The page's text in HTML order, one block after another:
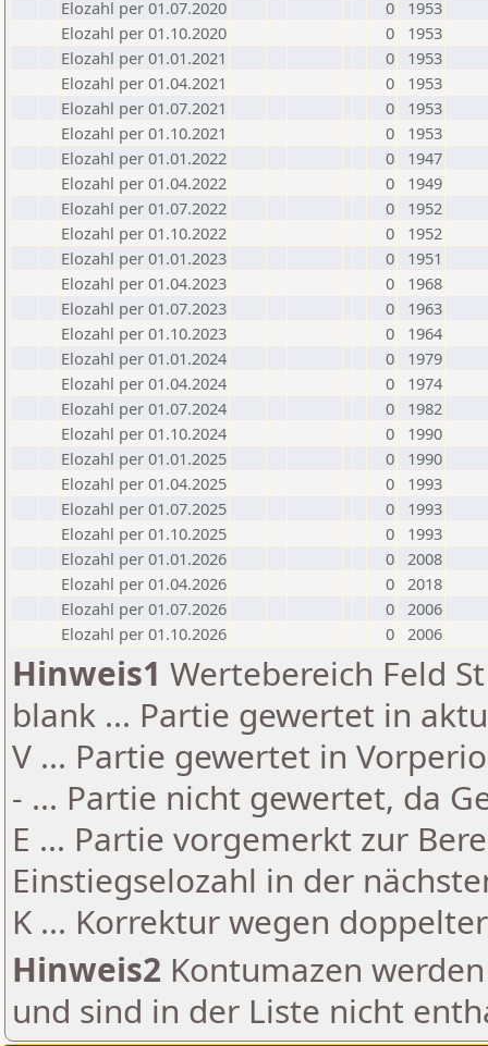
Elozahl per 01.07.2020
0
1953
Elozahl per 01.10.2020
0
1953
Elozahl per 01.01.2021
0
1953
Elozahl per 01.04.2021
0
1953
Elozahl per 01.07.2021
0
1953
Elozahl per 01.10.2021
0
1953
Elozahl per 01.01.2022
0
1947
Elozahl per 01.04.2022
0
1949
Elozahl per 01.07.2022
0
1952
Elozahl per 01.10.2022
0
1952
Elozahl per 01.01.2023
0
1951
Elozahl per 01.04.2023
0
1968
Elozahl per 01.07.2023
0
1963
Elozahl per 01.10.2023
0
1964
Elozahl per 01.01.2024
0
1979
Elozahl per 01.04.2024
0
1974
Elozahl per 01.07.2024
0
1982
Elozahl per 01.10.2024
0
1990
Elozahl per 01.01.2025
0
1990
Elozahl per 01.04.2025
0
1993
Elozahl per 01.07.2025
0
1993
Elozahl per 01.10.2025
0
1993
Elozahl per 01.01.2026
0 2008
Elozahl per 01.04.2026
0 2018
Elozahl per 01.07.2026
0 2006
Elozahl per 01.10.2026
0 2006
Hinweis1 Wertebereich Feld
blank ... Partie gewertet in
V ... Partie gewertet in
- ... Partie nicht gewertet, da
E ... Partie vorgemerkt zur
Einstiegselozahl in der
K ... Korrektur wegen
Hinweis2 Kontumazen
und sind in der Liste nicht